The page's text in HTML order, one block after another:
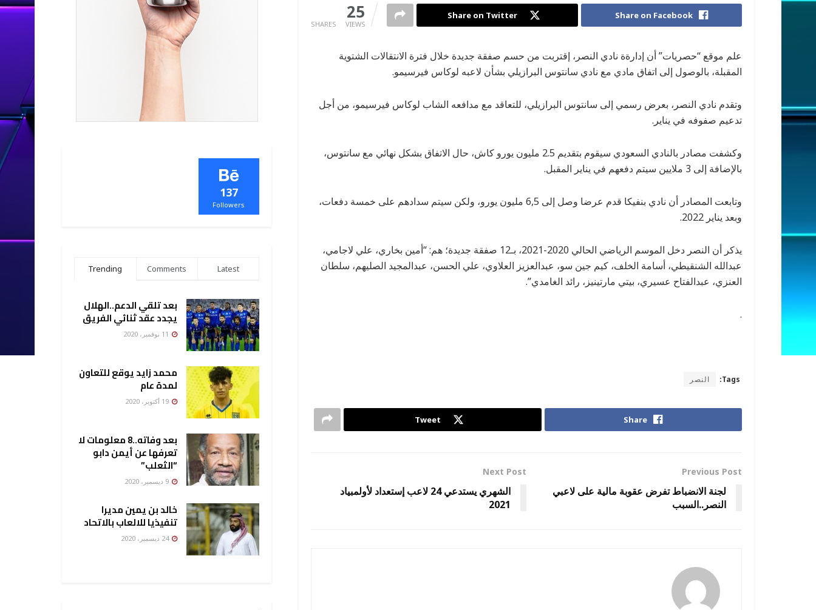
SHARES
25
VIEWS
Share on Facebook
Share on Twitter
علم موقع “حصريات” أن إدارةة نادي النصر، إقتربت من حسم صفقة جديدة خلال فترة الانتقالات الشتوية
المقبلة، بالوصول إلى اتفاق مادي مع نادي سانتوس البرازيلي بشأن لاعبه لوكاس فيرسيمو.
وتقدم نادي النصر، بعرض رسمي إلى سانتوس البرازيلي، للتعاقد مع مدافعه الشاب لوكاس فيرسيمو، من أجل
تدعيم صفوفه في يناير.
وكشفت مصادر بالنادي السعودي سيقوم بتقديم 2.5 مليون يورو كاش، حال الاتفاق بشكل نهائي مع سانتوس،
بالإضافة إلى 3 ملايين سيتم دفعهم في يناير المقبل.
وتابعت المصادر أن نادي بنفيكا قدم عرضا وصل إلى 6,5 مليون يورو، ولكن سيتم سدادهم على خمسة دفعات،
وبعد يناير 2022.
يذكر أن النصر دخل الموسم الرياضي الحالي 2020-2021، بـ12 صفقة جديدة؛ هم: “أمين بخاري، علي لاجامي،
عبدالله الشنقيطي، أسامة الخلف، كيم جين سو، عبدالعزيز العلاوي، علي الحسن، عبدالمجيد الصليهم، سلطان
العنزي، عبدالفتاح عسيري، بيتي مارتينيز، رائد الغامدي”.
.
Tags: النصر
Share
Tweet
Previous Post
لجنة الانضباط تفرض عقوبة مالية على لاعبي
النصر..السبب
Next Post
الشهري يستدعي 24 لاعب إستعداد لأولمبياد
2021
137
Followers
Trending Comments Latest
بعد تلقي الدعم..الهلال
يجدد عقد ثنائي الفريق
محمد زايد يوقع للتعاون
لمدة عام
بعد وفاته..8 معلومات لا
تعرفها عن أيمن دابو
“الثعلب”
خالد بن يمين مديرا
تنفيذيا للالعاب بالاتحاد
24 ديسمبر، 2020